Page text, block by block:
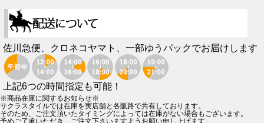
佐川急便、クロネコヤマト、一部ゆうパックでお届けします
上記6つの時間指定も可能！
※商品在庫に関するお知らせ※
サクラスタイルでは在庫を実店舗と各販路で共有しております。
そのため、ご注文頂いたタイミングによっては在庫がない場合もございます。
予めご了承いただき、ご注文下さいますようお願い申し上げます。